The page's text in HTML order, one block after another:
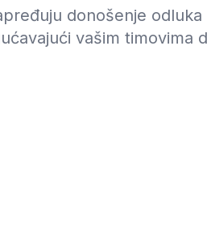
donošenje odluka
vašim timovima